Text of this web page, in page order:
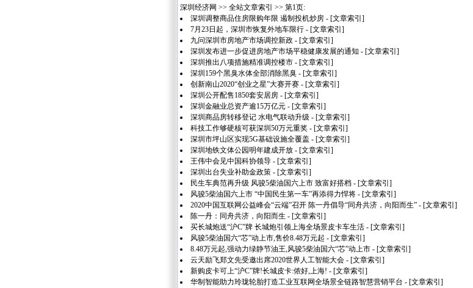
深圳经济网 >> 全站文章索引 >> 第1页:
深圳调整商品住房限购年限 遏制投机炒房 - [文章索引]
7月23日起，深圳市恢复外地车限行 - [文章索引]
九问深圳市房地产市场调控新政 - [文章索引]
深圳发布进一步促进房地产市场平稳健康发展的通知 - [文章索引]
深圳推出八项措施精准调控楼市 - [文章索引]
深圳159个黑臭水体全部消除黑臭 - [文章索引]
创新南山2020“创业之星”大赛开赛 - [文章索引]
深圳公开配售1850套安居房 - [文章索引]
深圳金融业总资产逾15万亿元 - [文章索引]
深圳商品房转移登记 水电气联动升级 - [文章索引]
科技工作够硬核可获深圳50万元重奖 - [文章索引]
深圳市坪山区实现5G基础设施全覆盖 - [文章索引]
深圳地铁文体公园明年建成开放 - [文章索引]
王伟中会见中国科协领导 - [文章索引]
深圳出台失业补助金政策 - [文章索引]
民生车典范再升级 风骏5柴油国六上市 致富好搭档 - [文章索引]
风骏5柴油国六上市 “中国民生第一车”再添得力悍将 - [文章索引]
2020中国互联网公益峰会“云端”召开 陈一丹倡导“同舟共济，向阳而生” - [文章索引]
陈一丹：同舟共济，向阳而生 - [文章索引]
买长城炮送“沪C”牌 长城炮引领上海全场景皮卡车生活 - [文章索引]
风骏5柴油国六“芯”动上市,售价8.48万元起 - [文章索引]
8.48万元起,强动力绿静节油王,风骏5柴油国六“芯”动上市 - [文章索引]
云天励飞郑文先受邀出席2020世界人工智能大会 - [文章索引]
新购皮卡可上“沪C”牌!长城皮卡:侬好,上海! - [文章索引]
华制智能助力玲珑轮胎打造工业互联网全场景全链路智慧营销平台 - [文章索引]